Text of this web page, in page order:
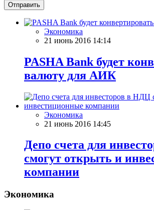
Отправить
Экономика
21 июнь 2016 14:14
PASHA Bank будет
валюту для АИК
Экономика
21 июнь 2016 14:45
Депо счета для
смогут открыть и
компании
Экономика